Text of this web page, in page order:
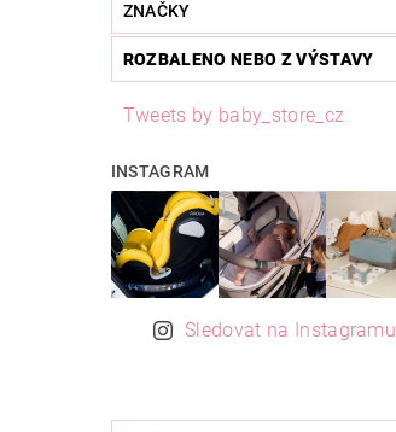
ZNAČKY
ROZBALENO NEBO Z VÝSTAVY
Tweets by baby_store_cz
INSTAGRAM
Sledovat na Instagramu